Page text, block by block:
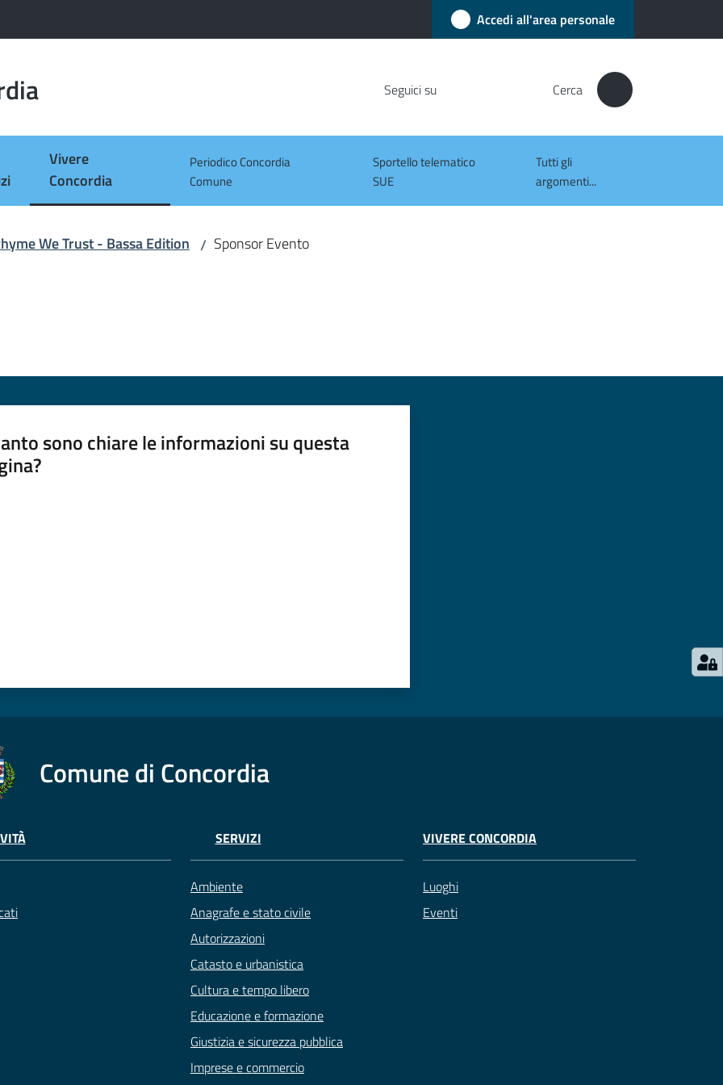
Accedi all'area personale
Seguici su Cerca
Vivere
Concordia
Menu selezionato
Periodico Concordia
Comune
Sportello telematico
SUE
Tutti gli
argomenti...
We Trust - Bassa Edition / Sponsor Evento
sono chiare le informazioni su questa
Comune di Concordia
SERVIZI
Ambiente
Anagrafe e stato civile
Autorizzazioni
Catasto e urbanistica
Cultura e tempo libero
Educazione e formazione
Giustizia e sicurezza pubblica
Imprese e commercio
VIVERE CONCORDIA
Luoghi
Eventi